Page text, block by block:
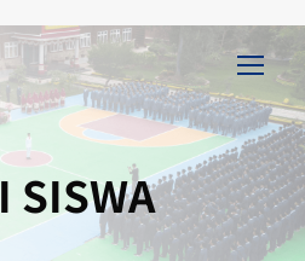
SISWA